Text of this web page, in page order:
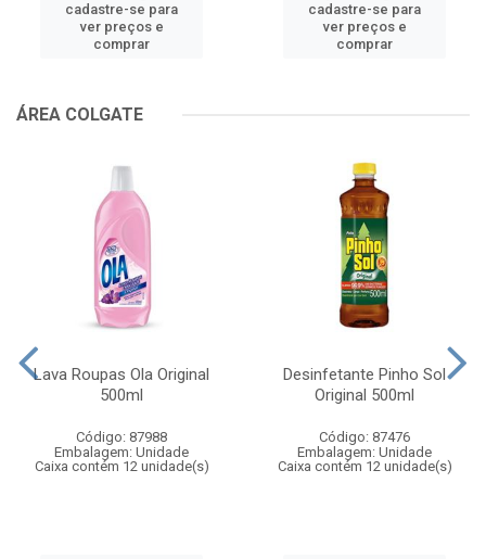
cadastre-se para
ver preços e
comprar
cadastre-se para
ver preços e
comprar
ÁREA COLGATE
Lava Roupas Ola Original
500ml
Código: 87988
Embalagem: Unidade
Caixa contém 12 unidade(s)
Desinfetante Pinho Sol
Original 500ml
Código: 87476
Embalagem: Unidade
Caixa contém 12 unidade(s)